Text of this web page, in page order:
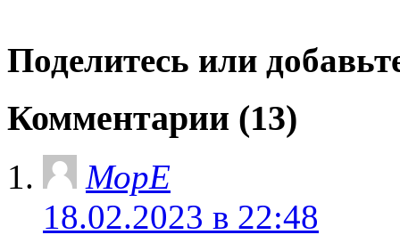
Поделитесь или
Комментарии (13)
МорЕ
18.02.2023 в 22:48